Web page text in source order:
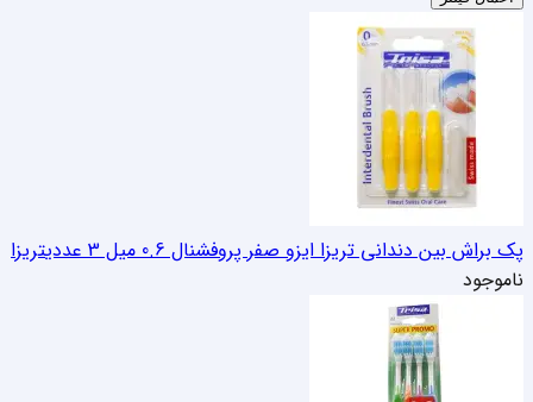
پک براش بین دندانی تریزا ایزو صفر پروفشنال 0.6 میل 3 عددی
تریزا
ناموجود